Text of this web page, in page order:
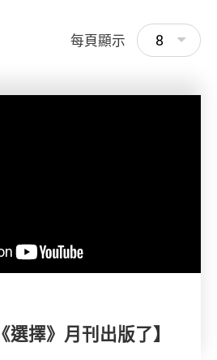
每頁顯示 8
選擇》月刊出版了】